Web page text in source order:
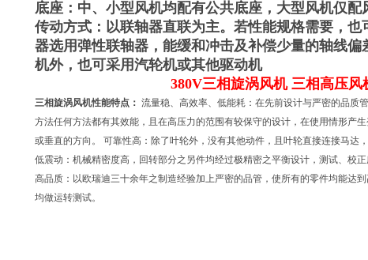
底座：中、小型风机均配有公共底座，大型风机仅配
传动方式：以联轴器直联为主。若性能规格需要，
器选用弹性联轴器，能缓和冲击及补偿少量的轴线
机外，也可采用汽轮机或其他驱动机
380V三相旋涡风机三相高压风
三相旋涡风机性能特点： 流量稳、高效率、低能耗：在先前设计与严密的品质
方法任何方法都有其效能，且在高压力的范围有较保守的设计，在使用情形产
或垂直的方向。 可靠性高：除了叶轮外，没有其他动件，且叶轮直接连接马达
低震动：机械精密度高，回转部分之另件均经过极精密之平衡设计，测试、校
高品质：以欧瑞迪三十余年之制造经验加上严密的品管，使所有的零件均能达
均做运转测试。